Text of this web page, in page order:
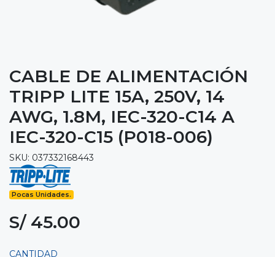
CABLE DE ALIMENTACIÓN
TRIPP LITE 15A, 250V, 14
AWG, 1.8M, IEC-320-C14 A
IEC-320-C15 (P018-006)
SKU: 037332168443
Pocas Unidades.
S/ 45.00
CANTIDAD